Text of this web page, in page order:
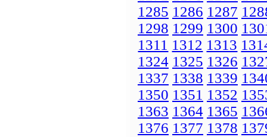
1285 1286 1287
1298 1299 1300
1311 1312 1313
1324 1325 1326
1337 1338 1339
1350 1351 1352
1363 1364 1365
1376 1377 1378